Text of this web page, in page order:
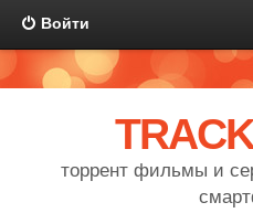
Войти
торрент фильмы и